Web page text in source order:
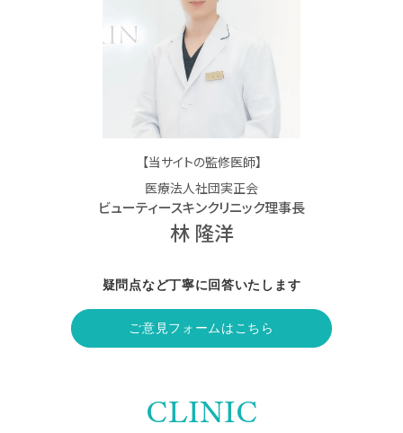
【当サイトの監修医師】
医療法人社団実正会
ビューティースキンクリニック理事長
林 隆洋
疑問点など丁寧に回答いたします
ご意見フォームはこちら
CLINIC